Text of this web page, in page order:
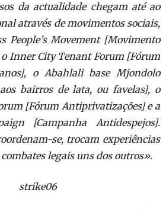
da actualidade chegam até ao
através de movimentos sociais,
People’s Movement [Movimento
o Inner City Tenant Forum [Fórum
o Abahlali base Mjondolo
bairros de lata, ou favelas], o
[Fórum Antiprivatizações] e a
[Campanha Antidespejos].
se, trocam experiências
legais uns dos outros».